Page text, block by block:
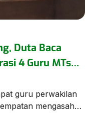
Duta Baca
4 Guru MTsN 1
Fiksi
guru perwakilan
mengasah